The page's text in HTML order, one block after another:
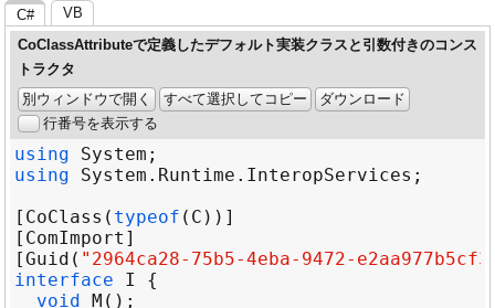
C#
VB
CoClassAttributeで定義したデフォルト実装クラスと引数付きのコンス
トラクタ
別ウィンドウで開く
すべて選択してコピー
ダウンロード
行番号を表示する
using System
using
System . Runtime . InteropServices
[ CoClass ( typeof ( C
[ ComImport
[Guid ( "2964ca28-75b5-4eba-9472-
interface
I
void M